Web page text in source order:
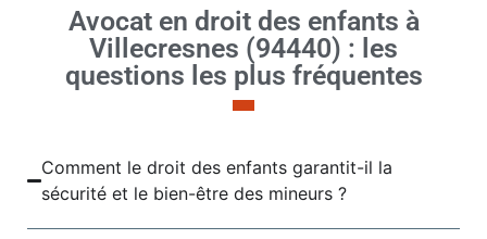
Avocat en droit des enfants à
Villecresnes (94440) : les
questions les plus fréquentes
Comment le droit des enfants garantit-il la
sécurité et le bien-être des mineurs ?